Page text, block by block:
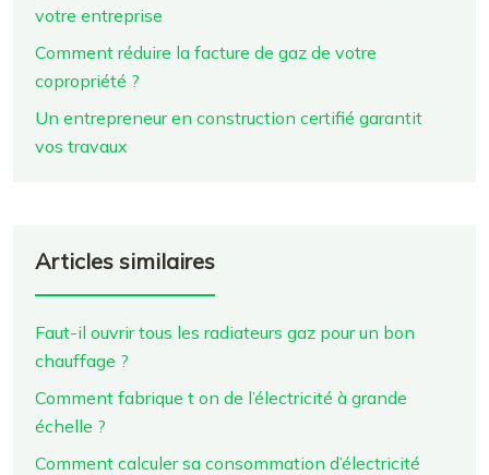
votre entreprise
Comment réduire la facture de gaz de votre
copropriété ?
Un entrepreneur en construction certifié garantit
vos travaux
Articles similaires
Faut-il ouvrir tous les radiateurs gaz pour un bon
chauffage ?
Comment fabrique t on de l’électricité à grande
échelle ?
Comment calculer sa consommation d’électricité